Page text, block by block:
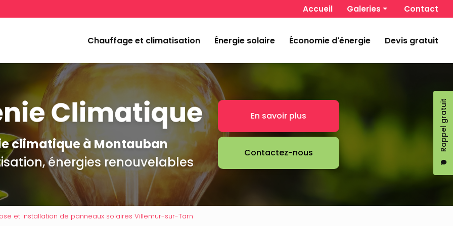
Rappel gratuit
Accueil
Galeries
Énergie solaire
Contact
Chauffage et climatisation
Énergie solaire Économie d'énergie Devis gratuit
climatique à Montauban
énergies renouvelables
En savoir plus
Contactez-nous
et installation de panneaux solaires Villemur-sur-Tarn